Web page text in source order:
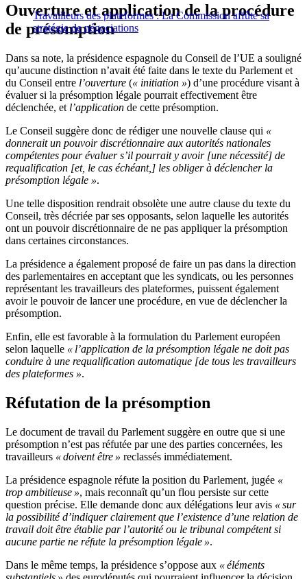
Travailleurs des plateformes : La Commission affûte sa
stratégie de négociations
Ouverture et application de la procédure
de présomption
Dans sa note, la présidence espagnole du Conseil de l’UE a souligné
qu’aucune distinction n’avait été faite dans le texte du Parlement et
du Conseil entre l’ouverture (« initiation ») d’une procédure visant à
évaluer si la présomption légale pourrait effectivement être
déclenchée, et l’application de cette présomption.
Le Conseil suggère donc de rédiger une nouvelle clause qui «
donnerait un pouvoir discrétionnaire aux autorités nationales
compétentes pour évaluer s’il pourrait y avoir [une nécessité] de
requalification [et, le cas échéant,] les obliger à déclencher la
présomption légale ».
Une telle disposition rendrait obsolète une autre clause du texte du
Conseil, très décriée par ses opposants, selon laquelle les autorités
ont un pouvoir discrétionnaire de ne pas appliquer la présomption
dans certaines circonstances.
La présidence a également proposé de faire un pas dans la direction
des parlementaires en acceptant que les syndicats, ou les personnes
représentant les travailleurs des plateformes, puissent également
avoir le pouvoir de lancer une procédure, en vue de déclencher la
présomption.
Enfin, elle est favorable à la formulation du Parlement européen
selon laquelle « l’application de la présomption légale ne doit pas
conduire à une requalification automatique [de tous les travailleurs
des plateformes ».
Réfutation de la présomption
Le document de travail du Parlement suggère en outre que si une
présomption n’est pas réfutée par une des parties concernées, les
travailleurs « doivent être » reclassés immédiatement.
La présidence espagnole réfute la position du Parlement, jugée «
trop ambitieuse », mais reconnaît qu’un flou persiste sur cette
question précise. Elle demande donc aux délégations leur avis « sur
la possibilité d’indiquer clairement que l’existence d’une relation de
travail doit être établie par l’autorité ou le tribunal compétent si
aucune partie ne réfute la présomption légale ».
Dans le même temps, la présidence s’oppose aux « éléments